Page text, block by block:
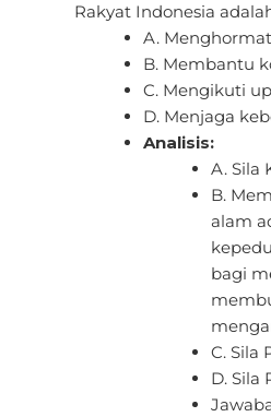
Rakyat Indonesia
A.
B. Membantu
C. Mengikuti
D. Menjaga
Analisis:
A. Sila
B.
alam
bagi
C. Sila
D. Sila